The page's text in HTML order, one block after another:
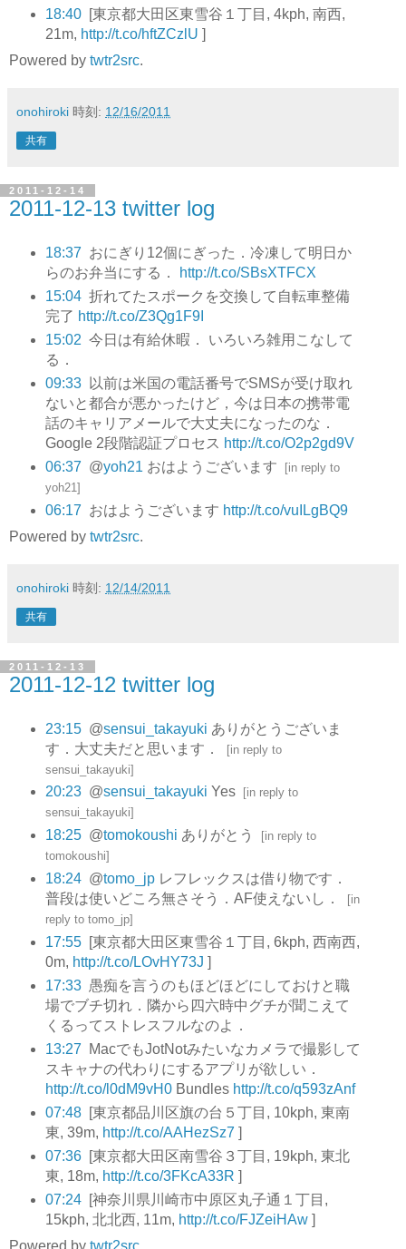
18:40
[東京都大田区東雪谷１丁目, 4kph, 南西,
21m, http://t.co/hftZCzlU ]
Powered by twtr2src.
onohiroki 時刻: 12/16/2011
共有
2011-12-14
2011-12-13 twitter log
18:37 おにぎり12個にぎった．冷凍して明日か
らのお弁当にする．
http://t.co/SBsXTFCX
15:04 折れてたスポークを交換して自転車整備
完了 http://t.co/Z3Qg1F9I
15:02 今日は有給休暇． いろいろ雑用こなして
る．
09:33
以前は米国の電話番号でSMSが受け取れ
ないと都合が悪かったけど，今は日本の携帯電
話のキャリアメールで大丈夫になったのな．
Google 2段階認証プロセス http://t.co/O2p2gd9V
06:37 @yoh21 おはようございます [in reply to
yoh21 ]
06:17 おはようございます http://t.co/vuILgBQ9
Powered by twtr2src.
onohiroki 時刻: 12/14/2011
共有
2011-12-13
2011-12-12 twitter log
23:15 @sensui_takayuki ありがとうございま
す．大丈夫だと思います．
[in reply to
sensui_takayuki]
20:23 @sensui_takayuki Yes[in reply to
sensui_takayuki]
18:25 @tomokoushi ありがとう [in reply to
tomokoushi]
18:24 @tomo_jpレフレックスは借り物です．
普段は使いどころ無さそう．AF使えないし．
[in
reply to tomo_jp]
17:55
[東京都大田区東雪谷１丁目, 6kph, 西南西,
0m, http://t.co/LOvHY73J ]
17:33 愚痴を言うのもほどほどにしておけと職
場でブチ切れ．隣から四六時中グチが聞こえて
くるってストレスフルなのよ．
13:27
MacでもJotNotみたいなカメラで撮影して
スキャナの代わりにするアプリが欲しい．
http://t.co/l0dM9vH0Bundles http://t.co/q593zAnf
07:48
[東京都品川区旗の台５丁目, 10kph, 東南
東, 39m, http://t.co/AAHezSz7 ]
07:36
[東京都大田区南雪谷３丁目, 19kph, 東北
東, 18m, http://t.co/3FKcA33R ]
07:24
[神奈川県川崎市中原区丸子通１丁目,
15kph, 北北西, 11m, http://t.co/FJZeiHAw]
Powered by twtr2src